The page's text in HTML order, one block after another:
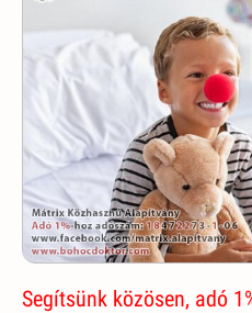
Segítsünk közösen, adó